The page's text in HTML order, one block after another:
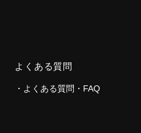
よくある質問
よくある質問・FAQ